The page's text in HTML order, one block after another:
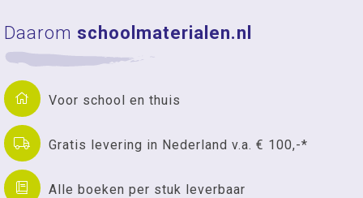
Daarom schoolmaterialen.nl
Voor school en thuis
Gratis levering in Nederland v.a. € 100,-*
Alle boeken per stuk leverbaar